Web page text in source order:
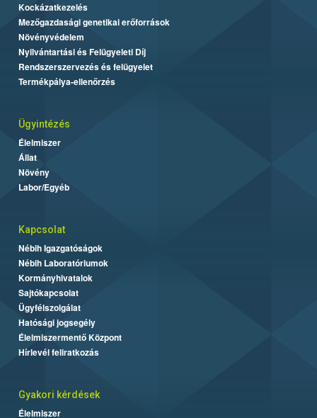
Kockázatkezelés
Mezőgazdasági genetikai erőforrások
Növényvédelem
Nyilvántartási és Felügyeleti Díj
Rendszerszervezés és felügyelet
Termékpálya-ellenőrzés
Ügyintézés
Élelmiszer
Állat
Növény
Labor/Egyéb
Kapcsolat
Nébih Igazgatóságok
Nébih Laboratóriumok
Kormányhivatalok
Sajtókapcsolat
Ügyfélszolgálat
Hatósági jogsegély
Élelmiszermentő Központ
Hírlevél feliratkozás
Gyakori kérdések
Élelmiszer